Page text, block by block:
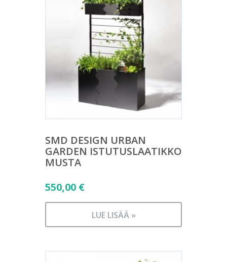
SMD DESIGN URBAN
GARDEN ISTUTUSLAATIKKO
MUSTA
550,00 €
LUE LISÄÄ »